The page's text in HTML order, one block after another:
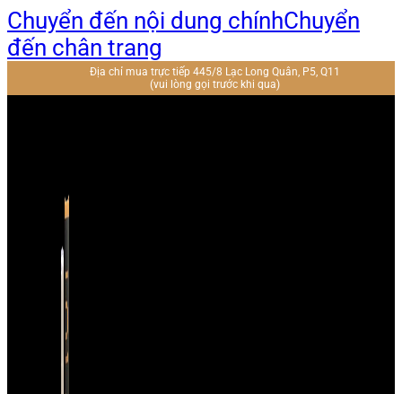
Chuyển đến nội dung chínhChuyển
đến chân trang
Địa chỉ mua trực tiếp 445/8 Lạc Long Quân, P5, Q11
(vui lòng gọi trước khi qua)